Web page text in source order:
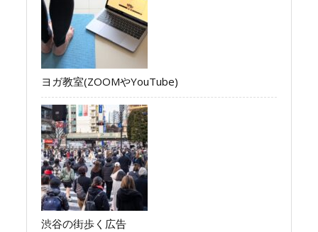
ヨガ教室(ZOOMやYouTube)
渋谷の街歩く広告